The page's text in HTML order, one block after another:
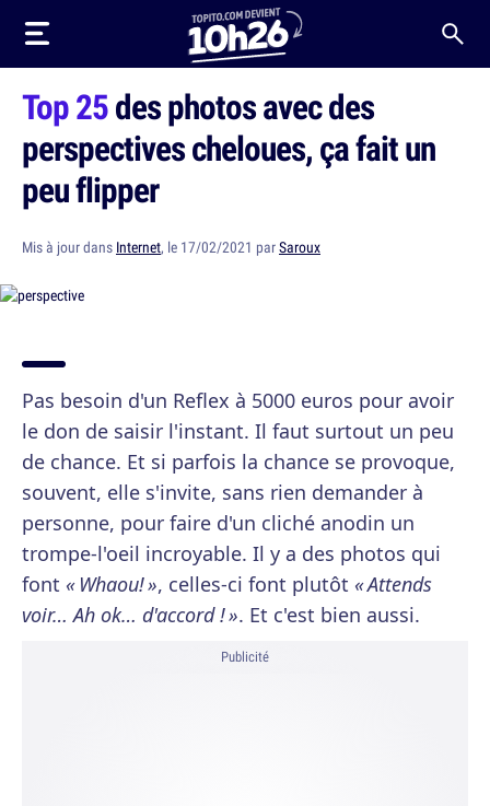
Top 25des photos avec des
perspectives cheloues, ça fait un
peu flipper
Mis à jour dans Internet, le 17/02/2021 parSaroux
Pas besoin d'un Reflex à 5000 euros pour avoir
le don de saisir l'instant. Il faut surtout un peu
de chance. Et si parfois la chance se provoque,
souvent, elle s'invite, sans rien demander à
personne, pour faire d'un cliché anodin un
trompe-l'oeil incroyable. Il y a des photos qui
font « Whaou! », celles-ci font plutôt « Attends
voir… Ah ok… d'accord ! ». Et c'est bien aussi.
Publicité